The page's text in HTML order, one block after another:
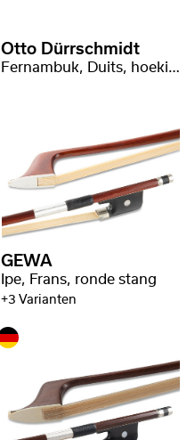
Otto Dürrschmidt
Fernambuk, Duits, hoekige stang
GEWA
Ipe, Frans, ronde stang
+3 Varianten